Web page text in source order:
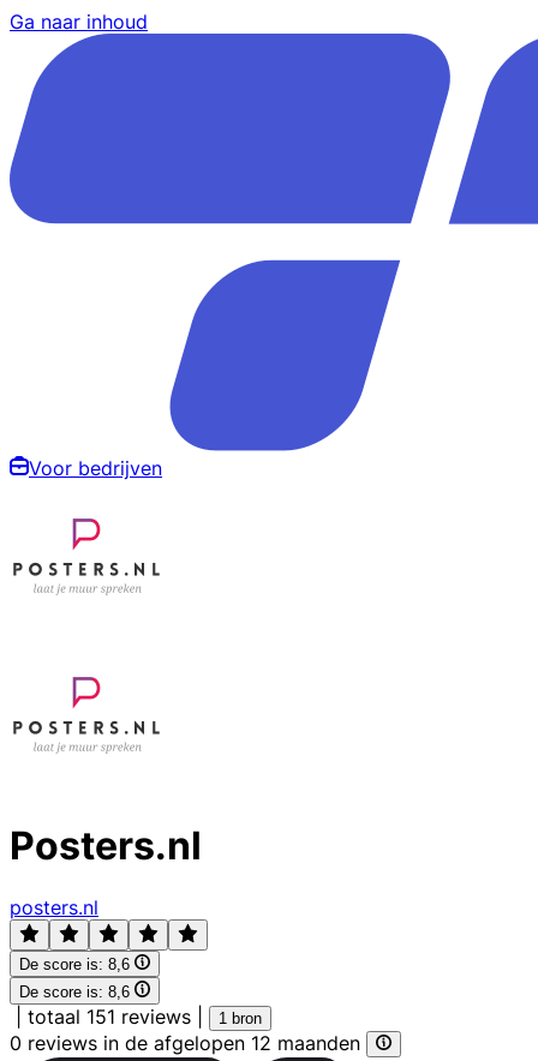
Ga naar inhoud
Voor bedrijven
Posters.nl
posters.nl
De score is: 8,6
De score is: 8,6
totaal 151 reviews 1 bron
0 reviews in de afgelopen 12 maanden